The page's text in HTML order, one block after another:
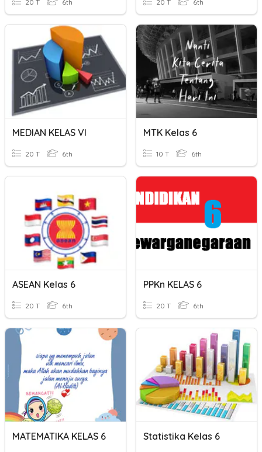
20 T 6th 20 T 6th
MEDIAN KELAS VI
20 T 6th
MTK Kelas 6
10 T 6th
ASEAN Kelas 6
20 T 6th
PPKn KELAS 6
20 T 6th
MATEMATIKA KELAS 6 Statistika Kelas 6